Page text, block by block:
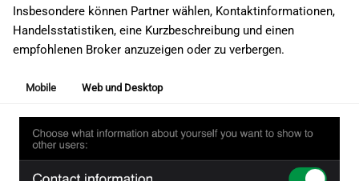
Insbesondere können Partner wählen, Kontaktinformationen,
Handelsstatistiken, eine Kurzbeschreibung und einen
empfohlenen Broker anzuzeigen oder zu verbergen.
Mobile Web und Desktop